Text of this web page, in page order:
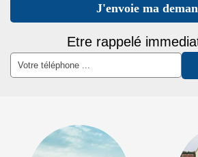
Etre rappelé